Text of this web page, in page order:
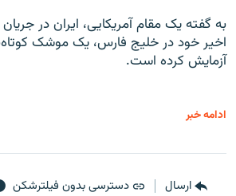
به گفته یک مقام آمریکایی، ایران در
اخیر خود در خلیج فارس، یک موشک
آزمایش کرده است.
ادامه خبر
ارسال دسترسی بدون فیلترشکن